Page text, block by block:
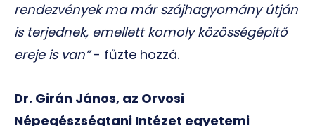
rendezvények ma már szájhagyomány útján
is terjednek, emellett komoly közösségépítő
ereje is van”- fűzte hozzá.
Dr. Girán János, az Orvosi
Népegészségtani Intézet egyetemi